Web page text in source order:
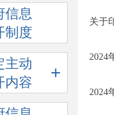
信息
制度
主动
内容
+
关于
2024
2024